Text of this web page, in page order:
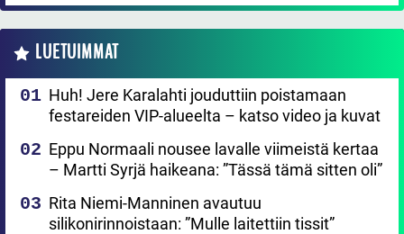
LUETUIMMAT
Huh! Jere Karalahti jouduttiin poistamaan
festareiden VIP-alueelta – katso video ja kuvat
Eppu Normaali nousee lavalle viimeistä kertaa
– Martti Syrjä haikeana: ”Tässä tämä sitten oli”
Rita Niemi-Manninen avautuu
silikonirinnoistaan: ”Mulle laitettiin tissit”